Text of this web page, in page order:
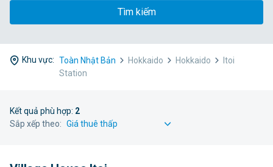
Tìm kiếm
Khu vực: Toàn Nhật Bản Hokkaido Hokkaido
Itoi
Station
Kết quả phù hợp: 2
Sắp xếp theo: